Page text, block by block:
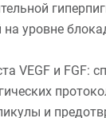
уровне
VEGF и FGF:
и